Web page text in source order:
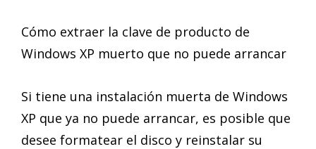
Cómo extraer la clave de producto de
Windows XP muerto que no puede arrancar
Si tiene una instalación muerta de Windows
XP que ya no puede arrancar, es posible que
desee formatear el disco y reinstalar su